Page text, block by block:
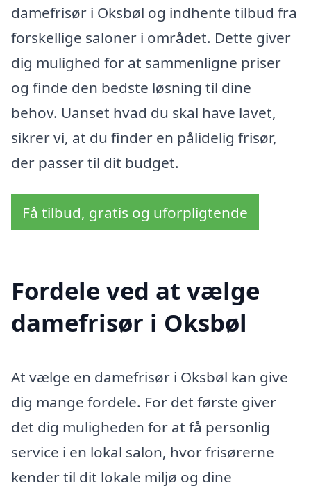
damefrisør i Oksbøl og indhente tilbud fra
forskellige saloner i området. Dette giver
dig mulighed for at sammenligne priser
og finde den bedste løsning til dine
behov. Uanset hvad du skal have lavet,
sikrer vi, at du finder en pålidelig frisør,
der passer til dit budget.
Få tilbud, gratis og uforpligtende
Fordele ved at vælge
damefrisør i Oksbøl
At vælge en damefrisør i Oksbøl kan give
dig mange fordele. For det første giver
det dig muligheden for at få personlig
service i en lokal salon, hvor frisørerne
kender til dit lokale miljø og dine